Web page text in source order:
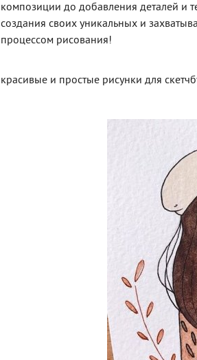
композиции до добавления деталей и
создания своих уникальных и
процессом рисования!
красивые и простые рисунки для